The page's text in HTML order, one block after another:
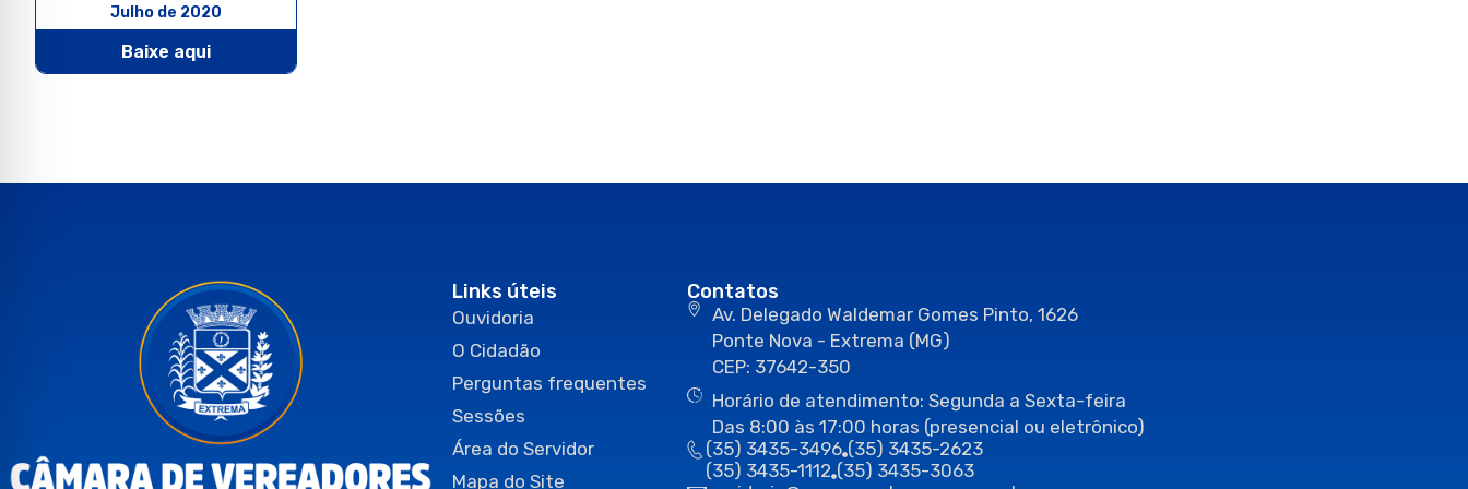
Julho de 2020
Baixe aqui
Links úteis
Ouvidoria
O Cidadão
Perguntas frequentes
Sessões
Área do Servidor
Mapa do Site
Contatos
Av. Delegado Waldemar Gomes Pinto, 1626
Ponte Nova - Extrema (MG)
CEP: 37642-350
Horário de atendimento: Segunda a Sexta-feira
Das 8:00 às 17:00 horas (presencial ou eletrônico)
(35) 3435-3496 (35) 3435-2623
(35) 3435-1112 (35) 3435-3063